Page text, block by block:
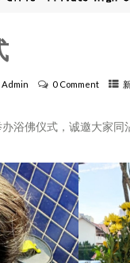
Admin 0 Comment
浴佛仪式，诚邀大家同